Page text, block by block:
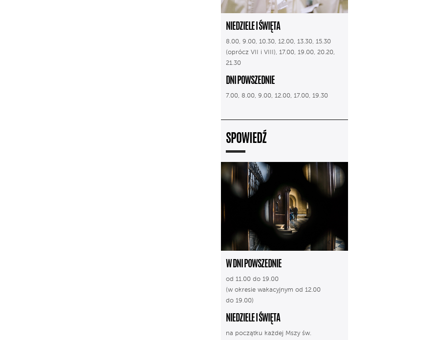
NIEDZIELE I ŚWIĘTA
8.00, 9.00, 10.30, 12.00, 13.30, 15.30
(oprócz VII i VIII), 17.00, 19.00, 20.20,
21.30
DNI POWSZEDNIE
7.00, 8.00, 9.00, 12.00, 17.00, 19.30
SPOWIEDŹ
W DNI POWSZEDNIE
od 11.00 do 19.00
(w okresie wakacyjnym od 12.00
do 19.00)
NIEDZIELE I ŚWIĘTA
na początku każdej Mszy św.